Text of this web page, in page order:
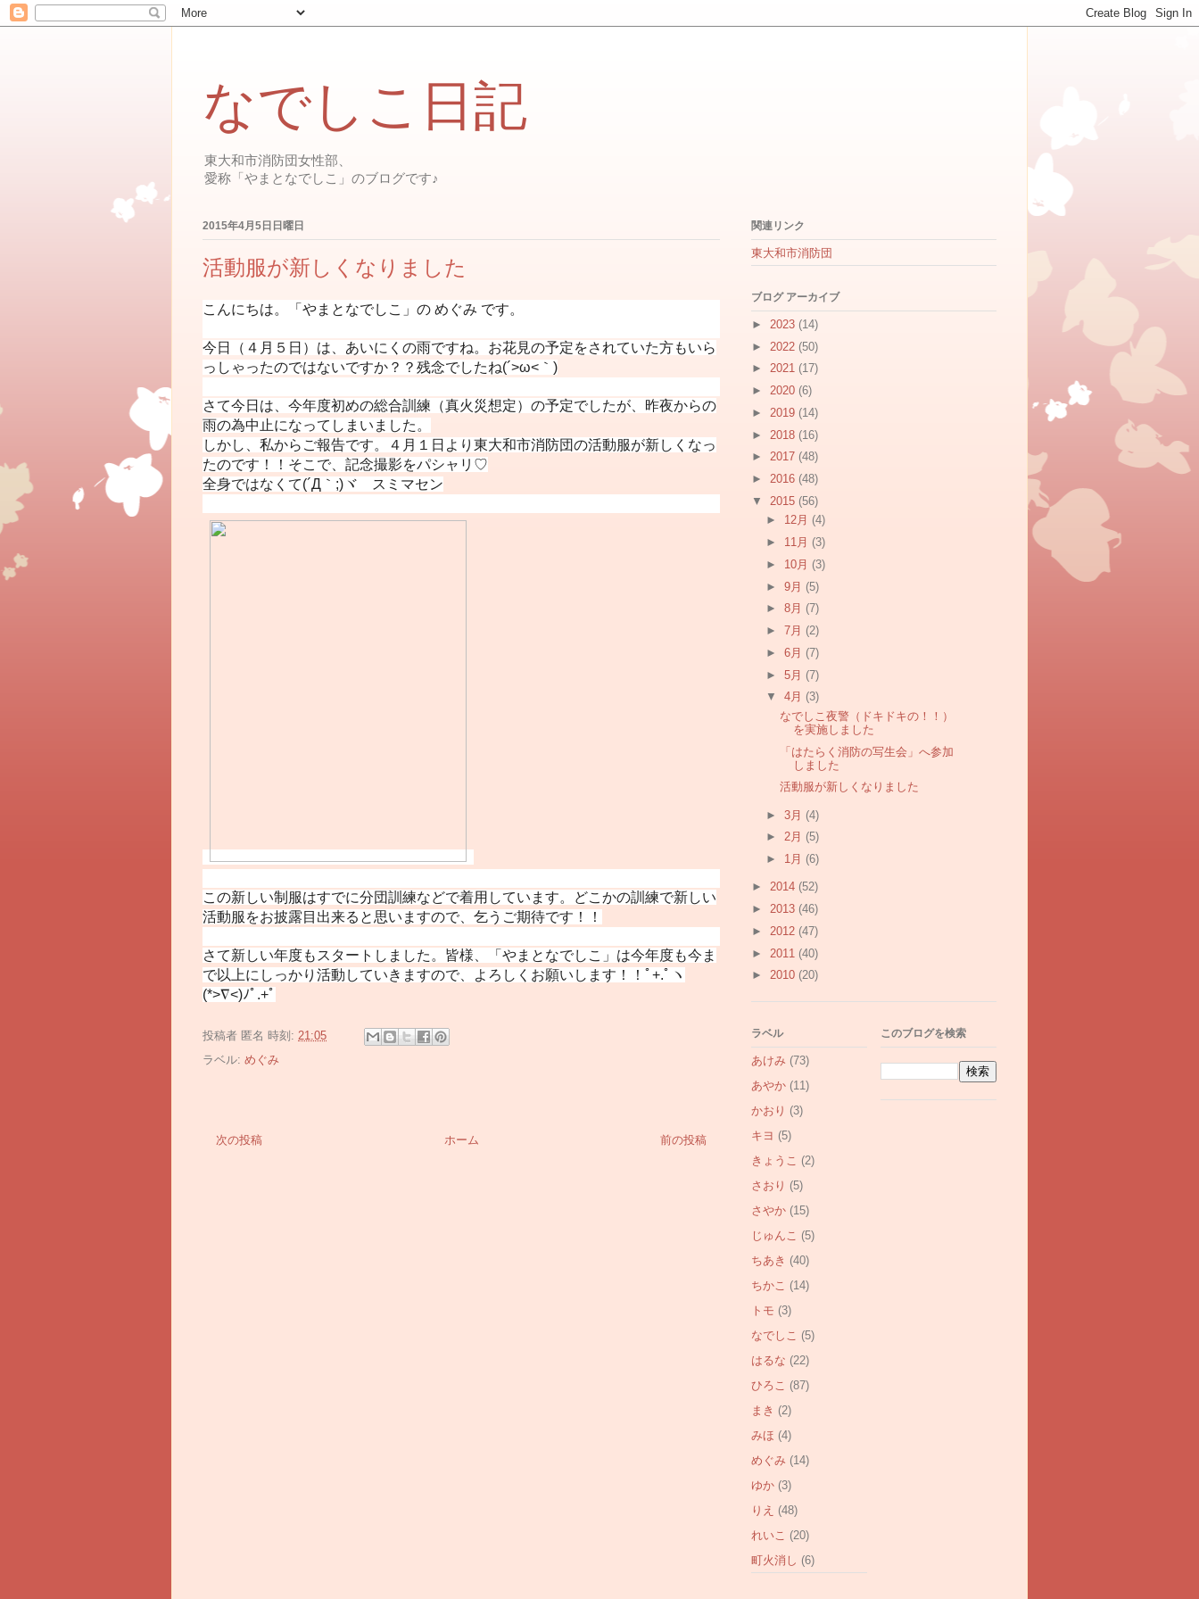
なでしこ日記
東大和市消防団女性部、
愛称「やまとなでしこ」のブログです♪
2015年4月5日日曜日
活動服が新しくなりました
こんにちは。「やまとなでしこ」の めぐみ です。
今日（４月５日）は、あいにくの雨ですね。お花見の予定をされていた方もいら
っしゃったのではないですか？？残念でしたね(´>ω<｀)
さて今日は、今年度初めの総合訓練（真火災想定）の予定でしたが、昨夜からの
雨の為中止になってしまいました。
しかし、私からご報告です。４月１日より東大和市消防団の活動服が新しくなっ
たのです！！そこで、記念撮影をパシャリ♡
全身ではなくて(´Д｀;)ヾ スミマセン
この新しい制服はすでに分団訓練などで着用しています。どこかの訓練で新しい
活動服をお披露目出来ると思いますので、乞うご期待です！！
さて新しい年度もスタートしました。皆様、「やまとなでしこ」は今年度も今ま
で以上にしっかり活動していきますので、よろしくお願いします！！ﾟ+.ﾟヽ
(*>∇<)ﾉﾟ.+ﾟ
投稿者 匿名 時刻: 21:05
ラベル: めぐみ
次の投稿 前の投稿
ホーム
関連リンク
東大和市消防団
ブログ アーカイブ
► 2023 (14)
► 2022 (50)
► 2021 (17)
► 2020 (6)
► 2019 (14)
► 2018 (16)
► 2017 (48)
► 2016 (48)
▼ 2015 (56)
► 12月 (4)
► 11月 (3)
► 10月 (3)
► 9月 (5)
► 8月 (7)
► 7月 (2)
► 6月 (7)
► 5月 (7)
▼ 4月 (3)
なでしこ夜警 （ドキドキの！！）
を実施しました
「はたらく消防の写生会」へ参加
しました
活動服が新しくなりました
► 3月 (4)
► 2月 (5)
► 1月 (6)
► 2014 (52)
► 2013 (46)
► 2012 (47)
► 2011 (40)
► 2010 (20)
ラベル
あけみ (73)
あやか (11)
かおり (3)
キヨ (5)
きょうこ (2)
さおり (5)
さやか (15)
じゅんこ (5)
ちあき (40)
ちかこ (14)
トモ (3)
なでしこ (5)
はるな (22)
ひろこ (87)
まき (2)
みほ (4)
めぐみ (14)
ゆか (3)
りえ (48)
れいこ (20)
町火消し (6)
このブログを検索